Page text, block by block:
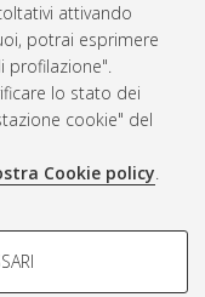
attivando
potrai esprimere
profilazione".
lo stato dei
cookie" del
Cookie policy.